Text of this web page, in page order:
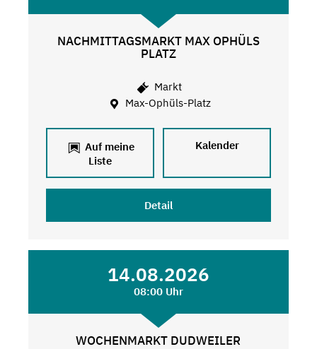
NACHMITTAGSMARKT MAX OPHÜLS
PLATZ
Markt
Max-Ophüls-Platz
Auf meine
Liste
Kalender
Detail
14.08.2026
08:00 Uhr
WOCHENMARKT DUDWEILER